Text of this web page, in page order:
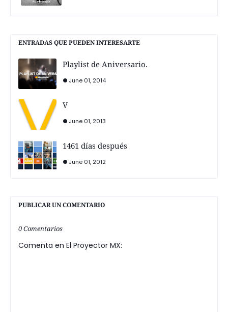
ENTRADAS QUE PUEDEN INTERESARTE
Playlist de Aniversario.
June 01, 2014
V
June 01, 2013
1461 días después
June 01, 2012
PUBLICAR UN COMENTARIO
0 Comentarios
Comenta en El Proyector MX: